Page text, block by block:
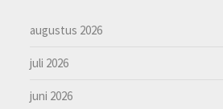
augustus 2026
juli 2026
juni 2026